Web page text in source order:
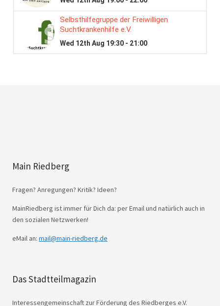
Main Riedberg
Fragen? Anregungen? Kritik? Ideen?
MainRiedberg ist immer für Dich da: per Email und natürlich auch in
den sozialen Netzwerken!
eMail an: mail@main-riedberg.de
Das Stadtteilmagazin
Interessengemeinschaft zur Förderung des Riedberges e.V.